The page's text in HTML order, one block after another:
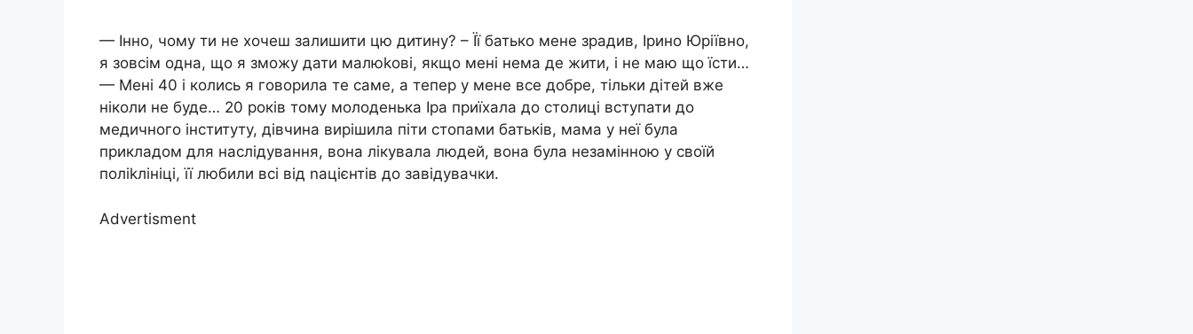
— Інно, чому ти не хочеш залишити цю дитину? – Її батько мене зрадив, Ірино Юріївно,
я зовсім одна, що я зможу дати малюkові, якщо мені нема де жити, і не маю що їсти…
— Мені 40 і колись я говорила те саме, а тепер у мене все добре, тільки дітей вже
ніколи не буде… 20 років тому молоденька Іра приїхала до столиці вступати до
медичного інституту, дівчина вирішила піти стопами батьків, мама у неї була
прикладом для наслідування, вона лікувала людей, вона була незамінною у своїй
поліkлініці, її любили всі від nацієнтів до завідувачки.
Advertisment